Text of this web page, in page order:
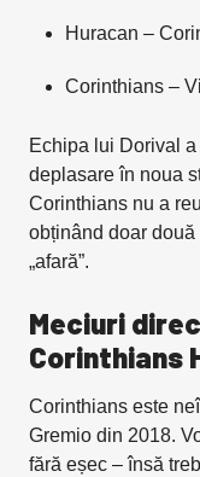
Huracan –
Corinthians –
Echipa lui Dorival
deplasare în noua
Corinthians nu a
obținând doar
„afară”.
Meciuri
Corinthians
Corinthians este
Gremio din 2018.
fără eșec – însă